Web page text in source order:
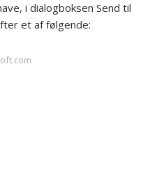
i dialogboksen Send til
et af følgende: